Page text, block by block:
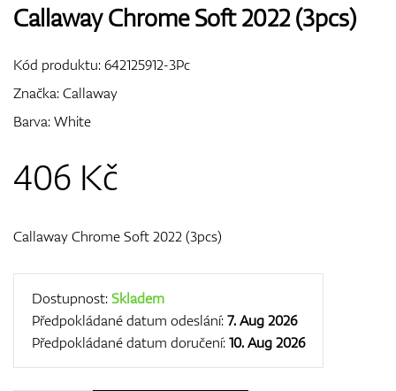
Dárkové poukazy
Callaway Chrome Soft 2022 (3pcs)
Kód produktu:642125912-3Pc
Značka:Callaway
Barva: White
406 Kč
Callaway Chrome Soft 2022 (3pcs)
Dostupnost:Skladem
Předpokládané datum odeslání:7. Aug 2026
Předpokládané datum doručení:10. Aug 2026